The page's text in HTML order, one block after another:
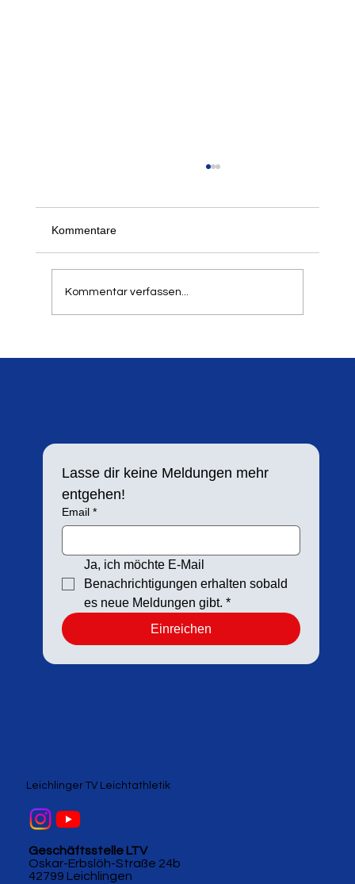
Schon jetzt freuen wir uns, alle informieren zu
Kommentare
Kommentar verfassen...
Lasse dir keine Meldungen mehr
entgehen!
Email *
Ja, ich möchte E-Mail
Benachrichtigungen erhalten sobald
es neue Meldungen gibt. *
Einreichen
Geschäftsstelle LTV
Oskar-Erbslöh-Straße 24b
42799 Leichlingen
Leichlinger TV Leichtathletik